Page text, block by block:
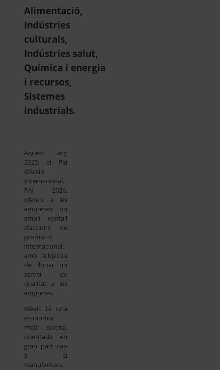
Alimentació,
Indústries
culturals,
Indústries salut,
Química i energia
i recursos,
Sistemes
industrials.
Aquest any
2025, el Pla
d’Acció
Internacional,
PAI 2026,
ofereix a les
empreses un
ampli ventall
d’accions de
promoció
internacional,
amb l’objectiu
de donar un
servei de
qualitat a les
empreses.
Mèxic té una
economia
molt oberta,
orientada en
gran part cap
a la
manufactura,